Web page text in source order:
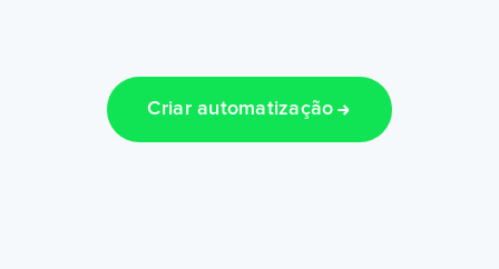
Criar automatização